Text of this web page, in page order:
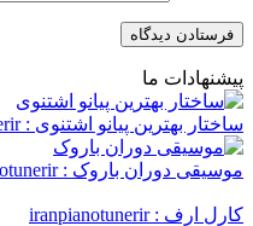
پیشنهادات ما
ساختار بهترین پیانو اشتنوی : iranpianotunerir
موسیقی دوران باروک : iranpianotunerir
کارل ارف : iranpianotunerir